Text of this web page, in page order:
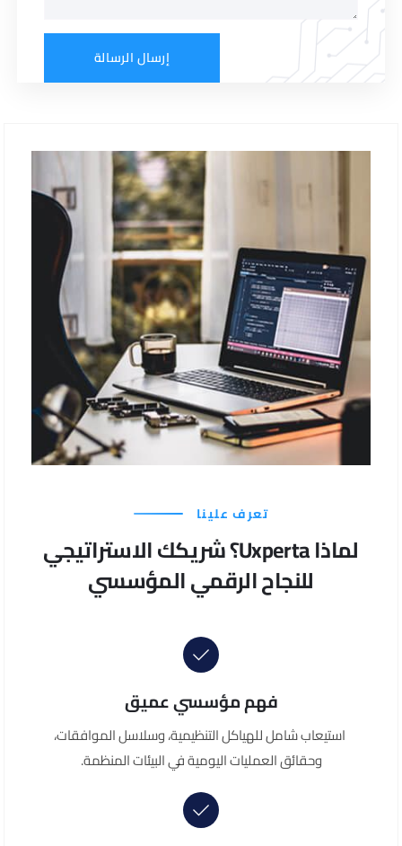
تعرف علينا
لماذا Uxperta؟ شريكك الاستراتيجي
للنجاح الرقمي المؤسسي
فهم مؤسسي عميق
استيعاب شامل للهياكل التنظيمية، وسلاسل الموافقات،
وحقائق العمليات اليومية في البيئات المنظمة.